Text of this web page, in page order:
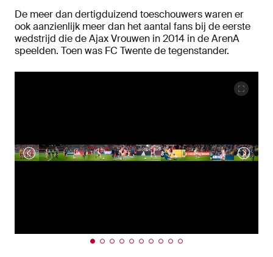
De meer dan dertigduizend toeschouwers waren er
ook aanzienlijk meer dan het aantal fans bij de eerste
wedstrijd die de Ajax Vrouwen in 2014 in de ArenA
speelden. Toen was FC Twente de tegenstander.